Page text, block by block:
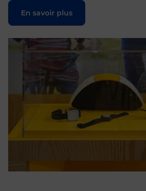
En savoir plus
Le lien s'ouvre dans un nouvel onglet